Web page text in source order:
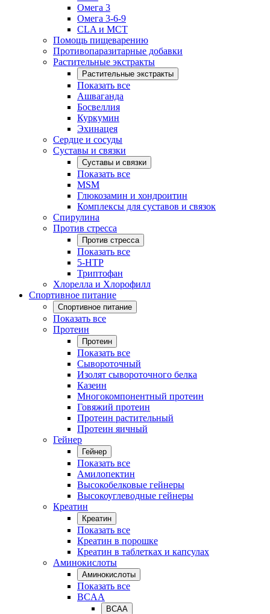
Омега 3
Омега 3-6-9
CLA и MCT
Помощь пищеварению
Противопаразитарные добавки
Растительные экстракты
Растительные экстракты
Показать все
Ашваганда
Босвеллия
Куркумин
Эхинацея
Сердце и сосуды
Суставы и связки
Суставы и связки
Показать все
MSM
Глюкозамин и хондроитин
Комплексы для суставов и связок
Спирулина
Против стресса
Против стресса
Показать все
5-HTP
Триптофан
Хлорелла и Хлорофилл
Спортивное питание
Спортивное питание
Показать все
Протеин
Протеин
Показать все
Сывороточный
Изолят сывороточного белка
Казеин
Многокомпонентный протеин
Говяжий протеин
Протеин растительный
Протеин яичный
Гейнер
Гейнер
Показать все
Амилопектин
Высокобелковые гейнеры
Высокоуглеводные гейнеры
Креатин
Креатин
Показать все
Креатин в порошке
Креатин в таблетках и капсулах
Аминокислоты
Аминокислоты
Показать все
BCAA
BCAA